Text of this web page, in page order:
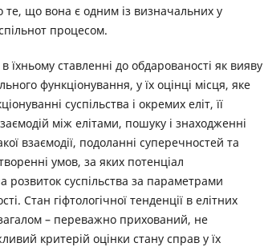
те, що вона є одним із визначальних у
процесом.
їхньому ставленні до обдарованості як вияву
функціонування, у їх оцінці місця, яке
суспільства і окремих еліт, її
між елітами, пошуку і знаходженні
взаємодії, подоланні суперечностей та
умов, за яких потенціал
розвиток суспільства за параметрами
Стан гіфтологічної тенденції в елітних
загалом – переважно прихований, не
критерій оцінки стану справ у їх